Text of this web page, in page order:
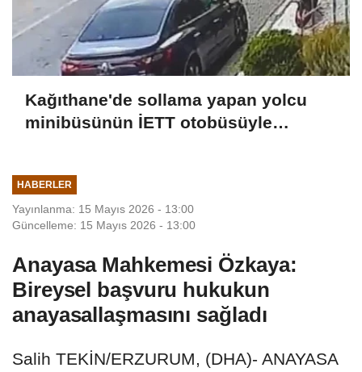
Kağıthane'de sollama yapan yolcu
minibüsünün İETT otobüsüyle
HABERLER
Yayınlanma: 15 Mayıs 2026 - 13:00
Güncelleme: 15 Mayıs 2026 - 13:00
Anayasa Mahkemesi Özkaya:
Bireysel başvuru hukukun
anayasallaşmasını sağladı
Salih TEKİN/ERZURUM, (DHA)- ANAYASA